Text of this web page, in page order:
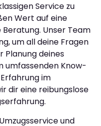
Service zu
Wert auf eine
Unser Team
um all deine Fragen
Planung deines
umfassenden Know-
im
dir eine reibungslose
und